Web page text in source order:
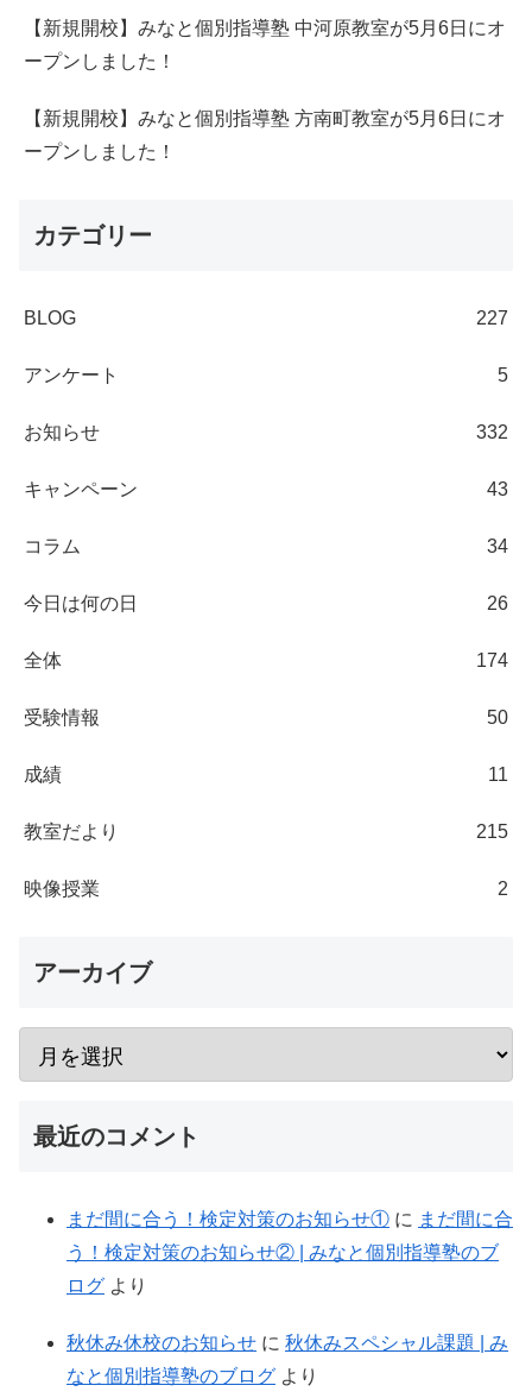
【新規開校】みなと個別指導塾 中河原教室が5月6日にオ
ープンしました！
【新規開校】みなと個別指導塾 方南町教室が5月6日にオ
ープンしました！
カテゴリー
BLOG 227
アンケート 5
お知らせ 332
キャンペーン 43
コラム 34
今日は何の日 26
全体 174
受験情報 50
成績 11
教室だより 215
映像授業 2
アーカイブ
最近のコメント
まだ間に合う！検定対策のお知らせ① に まだ間に合
う！検定対策のお知らせ② | みなと個別指導塾のブ
ログ より
秋休み休校のお知らせ に 秋休みスペシャル課題 | み
なと個別指導塾のブログ より